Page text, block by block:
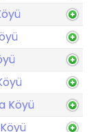
Köyü